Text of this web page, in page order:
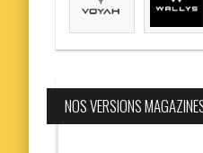
NOS VERSIONS